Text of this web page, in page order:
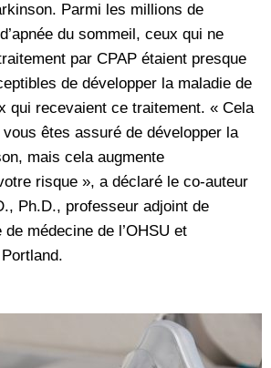
Parmi les millions de
du sommeil, ceux qui ne
par CPAP étaient presque
de développer la maladie de
qui recevaient ce traitement. « Cela
êtes assuré de développer la
mais cela augmente
risque », a déclaré le co-auteur
Ph.D., professeur adjoint de
de médecine de l’OHSU et